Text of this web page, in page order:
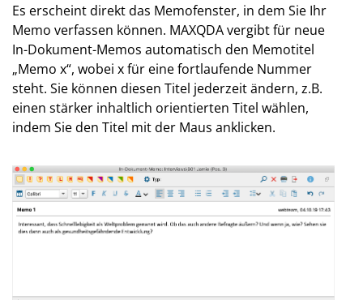
Es erscheint direkt das Memofenster, in dem Sie Ihr
Memo verfassen können. MAXQDA vergibt für neue
In-Dokument-Memos automatisch den Memotitel
„Memo x“, wobei x für eine fortlaufende Nummer
steht. Sie können diesen Titel jederzeit ändern, z.B.
einen stärker inhaltlich orientierten Titel wählen,
indem Sie den Titel mit der Maus anklicken.